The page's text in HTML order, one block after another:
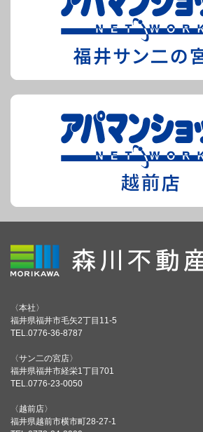
〈本社〉
福井県福井市毛矢2丁目11-5
TEL.0776-36-8787
〈サン二の宮店〉
福井県福井市経栄1丁目701
TEL.0776-23-0050
〈越前店〉
福井県越前市横市町28-27-1